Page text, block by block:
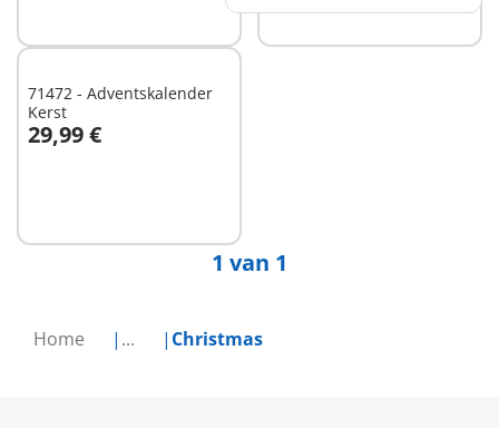
Home ... Christmas
71472 - Adventskalender
Kerst
29,99 €
In winkelwagen
1 van 1